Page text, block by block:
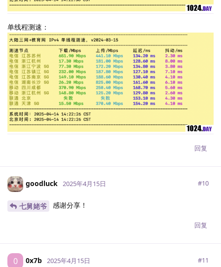
单线程测速：
回复
goodluck 2025年4月15日 #10
七舅姥爷 感谢分享！
回复
0 0x7b 2025年4月15日 #11